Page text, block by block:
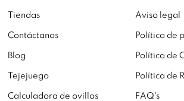
Tiendas
Contáctanos
Blog
Tejejuego
Calculadora de ovillos
Aviso legal
Política de
Política de
Política de
FAQ's